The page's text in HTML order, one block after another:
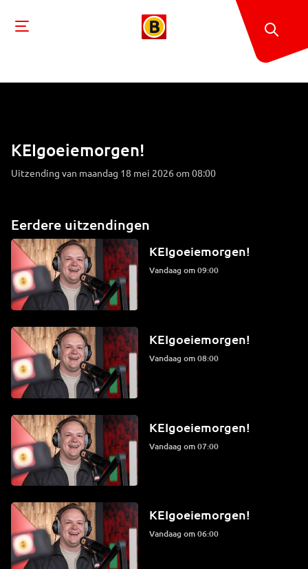
KEIgoeiemorgen!
Uitzending van maandag 18 mei 2026 om 08:00
Eerdere uitzendingen
KEIgoeiemorgen!
Vandaag om 09:00
KEIgoeiemorgen!
Vandaag om 08:00
KEIgoeiemorgen!
Vandaag om 07:00
KEIgoeiemorgen!
Vandaag om 06:00